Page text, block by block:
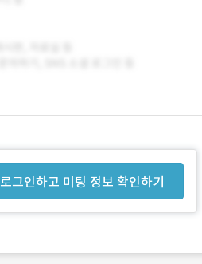
로그인하고 미팅 정보 확인하기